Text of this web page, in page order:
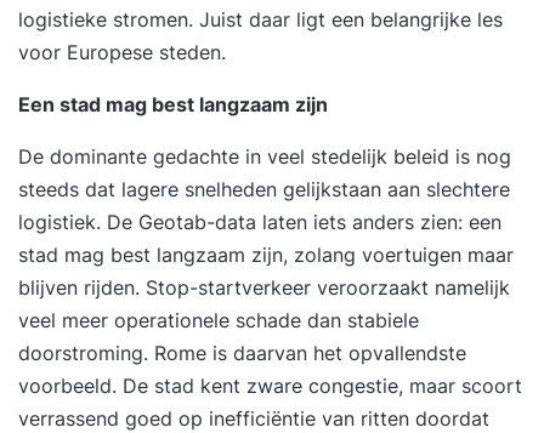
logistieke stromen. Juist daar ligt een belangrijke les
voor Europese steden.
Een stad mag best langzaam zijn
De dominante gedachte in veel stedelijk beleid is nog
steeds dat lagere snelheden gelijkstaan aan slechtere
logistiek. De Geotab-data laten iets anders zien: een
stad mag best langzaam zijn, zolang voertuigen maar
blijven rijden. Stop-startverkeer veroorzaakt namelijk
veel meer operationele schade dan stabiele
doorstroming. Rome is daarvan het opvallendste
voorbeeld. De stad kent zware congestie, maar scoort
verrassend goed op inefficiëntie van ritten doordat